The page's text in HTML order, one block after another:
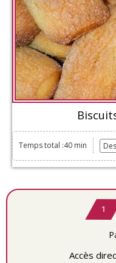
Temps total :40 min
1
Accès